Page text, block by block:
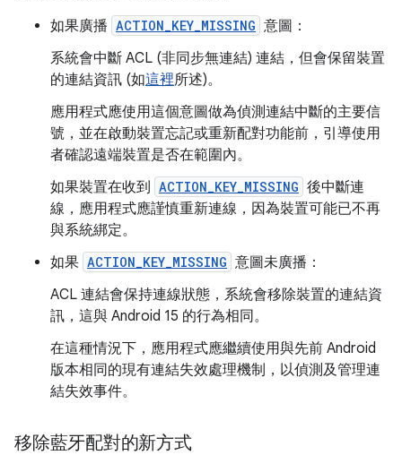
如果廣播 ACTION_KEY_MISSING 意圖：
系統會中斷 ACL (非同步無連結) 連結，但會保留裝置
的連結資訊 (如這裡所述)。
應用程式應使用這個意圖做為偵測連結中斷的主要信
號，並在啟動裝置忘記或重新配對功能前，引導使用
者確認遠端裝置是否在範圍內。
如果裝置在收到 ACTION_KEY_MISSING 後中斷連
線，應用程式應謹慎重新連線，因為裝置可能已不再
與系統綁定。
如果 ACTION_KEY_MISSING 意圖未廣播：
ACL 連結會保持連線狀態，系統會移除裝置的連結資
訊，這與 Android 15 的行為相同。
在這種情況下，應用程式應繼續使用與先前 Android
版本相同的現有連結失效處理機制，以偵測及管理連
結失效事件。
移除藍牙配對的新方式